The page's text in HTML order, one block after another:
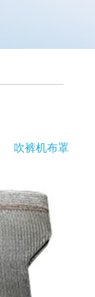
吹裤机布罩